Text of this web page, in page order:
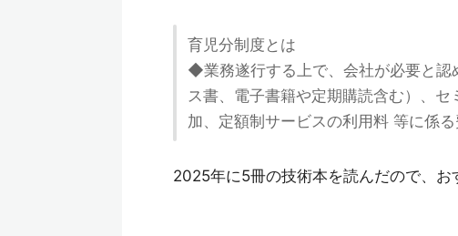
育児分制度とは
◆業務遂行する上で、会社が必要と認
ス書、電子書籍や定期購読含む）、
加、定額制サービスの利用料 等に係
2025年に5冊の技術本を読んだので、お